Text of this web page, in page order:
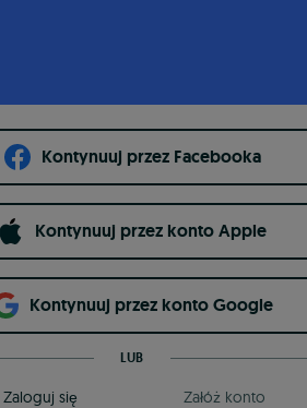
Kontynuuj przez Facebooka
Kontynuuj przez konto Apple
Kontynuuj przez konto Google
LUB
Zaloguj się Załóż konto